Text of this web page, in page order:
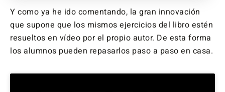
Y como ya he ido comentando, la gran innovación
que supone que los mismos ejercicios del libro estén
resueltos en vídeo por el propio autor. De esta forma
los alumnos pueden repasarlos paso a paso en casa.